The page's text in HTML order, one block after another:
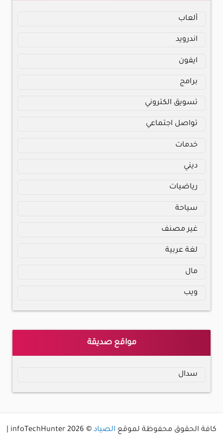
ألعاب
اندرويد
ايفون
برامج
تسويق الكتروني
تواصل اجتماعي
خدمات
ديني
رياضيات
سياحة
غير مصنف
لغة عربية
مال
ويب
مواقع صديقة
سدال
كافة الحقوق محفوظة لموقع الصياد © 2026 infoTechHunter |